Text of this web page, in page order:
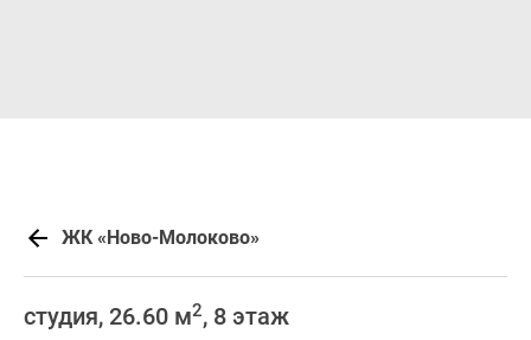
ЖК «Ново-Молоково»
студия, 26.60 м2, 8 этаж